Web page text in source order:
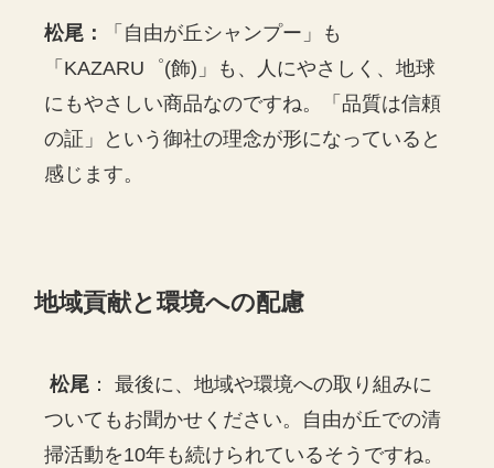
松尾：
「自由が丘シャンプー」も
「KAZARU゜(飾)」も、人にやさしく、地球
にもやさしい商品なのですね。「品質は信頼
の証」という御社の理念が形になっていると
感じます。
地域貢献と環境への配慮
松尾 ： 最後に、地域や環境への取り組みに
ついてもお聞かせください。自由が丘での清
掃活動を10年も続けられているそうですね。